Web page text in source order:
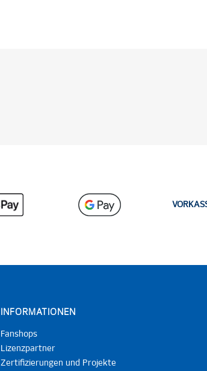
INFORMATIONEN
Fanshops
Lizenzpartner
Zertifizierungen und Projekte